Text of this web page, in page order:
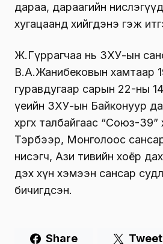
дараа, дараагийн
хугацаанд хийгдэнэ гэж
Ж.Гүррагчаа нь ЗХУ-ын
В.А.Жанибековын хамтаар
гуравдугаар сарын 22-ны
үеийн ЗХУ-ын Байконуур
хөөргөх талбайгаас “Союз-39”
Тэрбээр, Монголоос
нисэгч, Ази тивийн хоёр
дэх хүн хэмээн сансар
бичигдсэн.
Share Tweet